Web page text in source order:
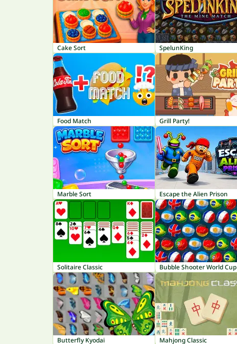
Cake Sort SpelunKing
Food Match Grill Party!
Marble Sort Escape the Alien Prison
Solitaire Classic Bubble Shooter World Cup
Butterfly Kyodai Mahjong Classic